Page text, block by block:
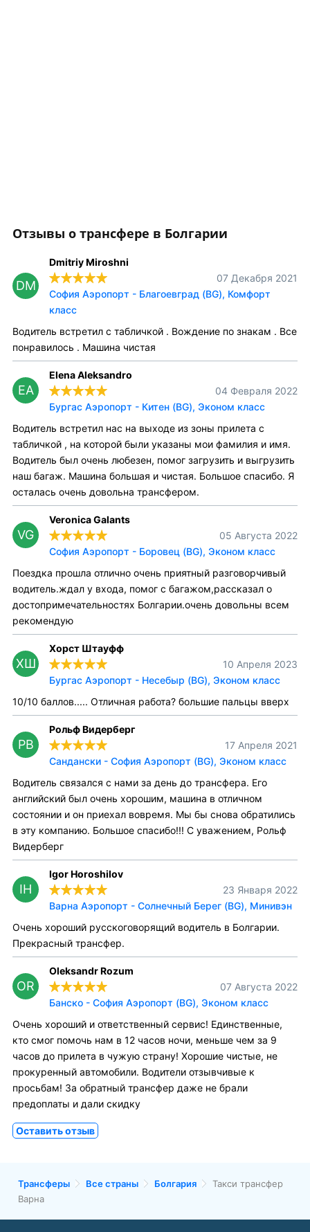
Отзывы о трансфере в Болгарии
DM
Dmitriy Miroshni
07 Декабря 2021
София Аэропорт - Благоевград (BG), Комфорт
класс
Водитель встретил с табличкой . Вождение по знакам . Все
понравилось . Машина чистая
EA
Elena Aleksandro
04 Февраля 2022
Бургас Аэропорт - Китен (BG), Эконом класс
Водитель встретил нас на выходе из зоны прилета с
табличкой , на которой были указаны мои фамилия и имя.
Водитель был очень любезен, помог загрузить и выгрузить
наш багаж. Машина большая и чистая. Большое спасибо. Я
осталась очень довольна трансфером.
VG
Veronica Galants
05 Августа 2022
София Аэропорт - Боровец (BG), Эконом класс
Поездка прошла отлично очень приятный разговорчивый
водитель.ждал у входа, помог с багажом,рассказал о
достопримечательностях Болгарии.очень довольны всем
рекомендую
ХШ
Хорст Штауфф
10 Апреля 2023
Бургас Аэропорт - Несебыр (BG), Эконом класс
10/10 баллов..... Отличная работа? большие пальцы вверх
РВ
Рольф Видерберг
17 Апреля 2021
Сандански - София Аэропорт (BG), Эконом класс
Водитель связался с нами за день до трансфера. Его
английский был очень хорошим, машина в отличном
состоянии и он приехал вовремя. Мы бы снова обратились
в эту компанию. Большое спасибо!!! С уважением, Рольф
Видерберг
IH
Igor Horoshilov
23 Января 2022
Варна Аэропорт - Солнечный Берег (BG), Минивэн
Очень хороший русскоговорящий водитель в Болгарии.
Прекрасный трансфер.
OR
Oleksandr Rozum
07 Августа 2022
Банско - София Аэропорт (BG), Эконом класс
Очень хороший и ответственный сервис! Единственные,
кто смог помочь нам в 12 часов ночи, меньше чем за 9
часов до прилета в чужую страну! Хорошие чистые, не
прокуренный автомобили. Водители отзывчивые к
просьбам! За обратный трансфер даже не брали
предоплаты и дали скидку
Оставить отзыв
Трансферы Все страны Болгария
Такси трансфер
Варна